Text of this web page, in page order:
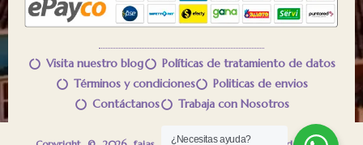
Visita nuestro blog
Políticas de tratamiento de datos
Términos y condiciones
Politicas de envios
Contáctanos
Trabaja con Nosotros
™
¿Necesitas ayuda?